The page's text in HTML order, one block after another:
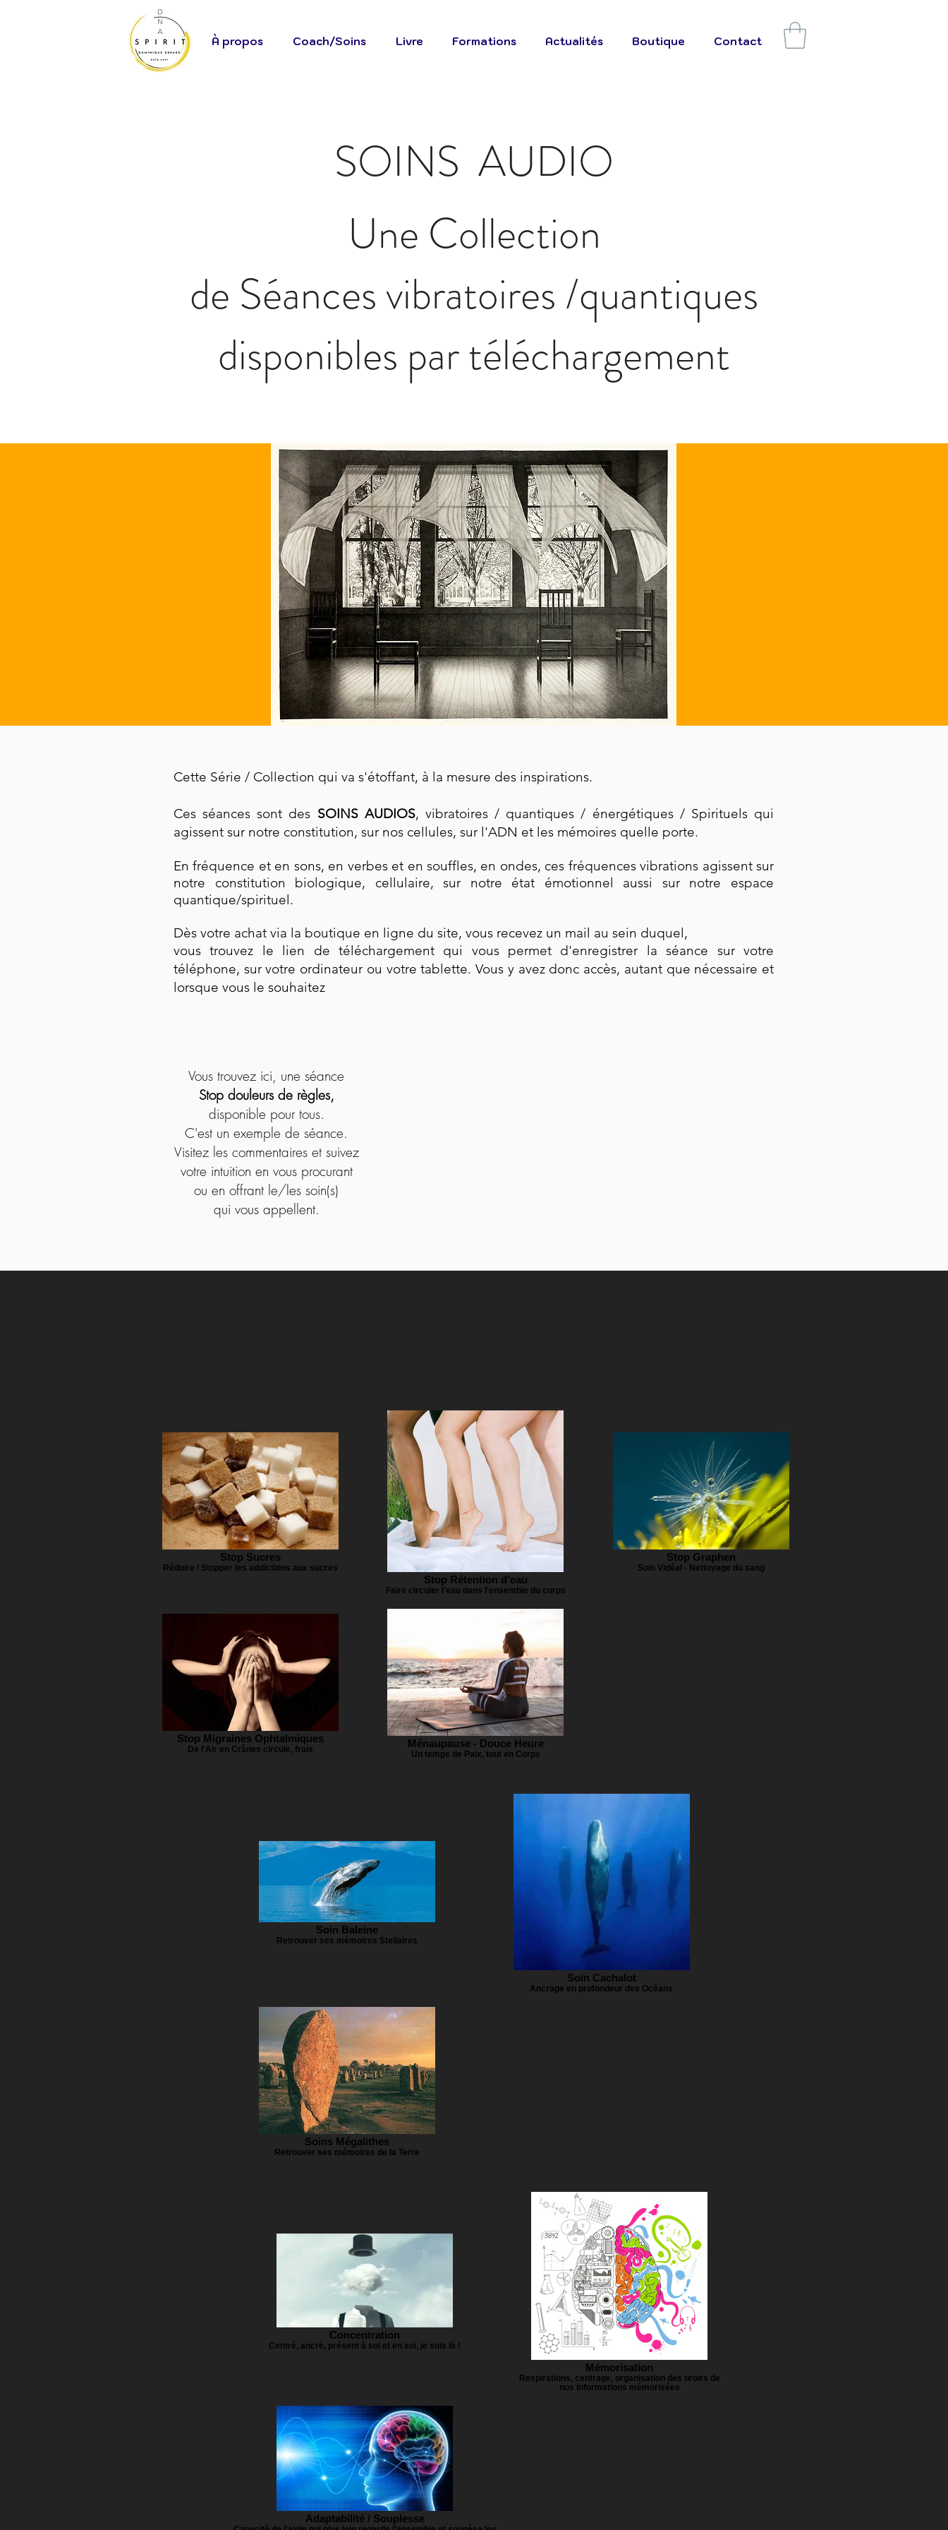
À propos Coach/Soins Livre Formations Actualités Boutique Contact
SOINS AUDIO
Une Collection
de Séancesvibratoires/quantiques
disponibles par téléchargement
Cette Série / Collection qui va s'étoffant, à la mesure des inspirations.
Ces séances sont des SOINS AUDIOS, vibratoires / quantiques / énergétiques / Spirituels qui
agissent sur notre constitution, sur nos cellules, sur l'ADN et les mémoires quelle porte.
En fréquence et en sons, en verbes et en souffles, en ondes, ces fréquences vibrations agissent sur
notre constitution biologique, cellulaire, sur notre état émotionnel aussi sur notre espace
quantique/spirituel.
Dès votre achat via la boutique en ligne du site, vous recevez un mail au sein duquel,
vous trouvez le lien de téléchargement qui vous permet d'enregistrer la séance sur votre
téléphone, sur votre ordinateur ou votre tablette. Vous y avez donc accès, autant que nécessaire et
lorsque vous le souhaitez
Vous trouvez ici, une séance
Stop douleurs de règles,
disponible pour tous.
C'est un exemple de séance.
Visitez les commentaires et suivez
votre intuition en vous procurant
ou en offrant le/les soin(s)
qui vous appellent.
Stop Sucres
Réduire / Stopper les addictions aux sucres
Stop Rétention d'eau
Faire circuler l'eau dans l'ensemble du corps
Stop Graphen
Soin Vidéal - Nettoyage du sang
Stop Migraines Ophtalmiques
De l'Air en Crânes circule, frais Ménaupause - Douce Heure
Un temps de Paix, tout en Corps
Soin Baleine
Retrouver ses mémoires Stellaires
Soin Cachalot
Ancrage en profondeur des Océans
Soins Mégalithes
Retrouver ses mémoires de la Terre
Concentration
Centré, ancré, présent à soi et en soi, je suis là !
Mémorisation
Respirations, centrage, organisation des tiroirs de
nos informations mémorisées
Adaptabilité / Souplesse